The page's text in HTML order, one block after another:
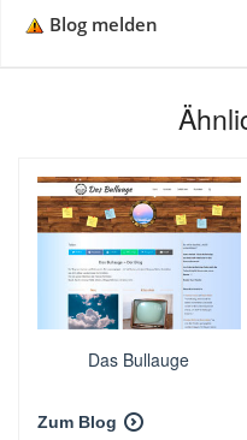
Blog melden
Das Bullauge
Zum Blog